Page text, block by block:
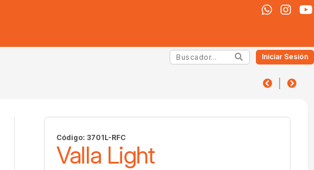
Iniciar Sesión
Código: 3701L-RFC
Valla Light